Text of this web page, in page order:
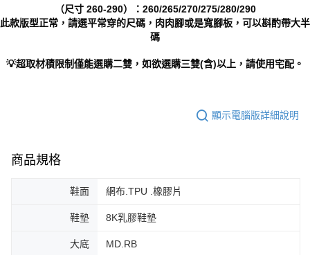
（尺寸 260-290）：260/265/270/275/280/290
此款版型正常，請選平常穿的尺碼，肉肉腳或是寬腳板，可以斟酌帶大半
碼
💡超取材積限制僅能選購二雙，如欲選購三雙(含)以上，請使用宅配。
顯示電腦版詳細說明
商品規格
鞋面 網布.TPU .橡膠片
鞋墊 8K乳膠鞋墊
大底 MD.RB